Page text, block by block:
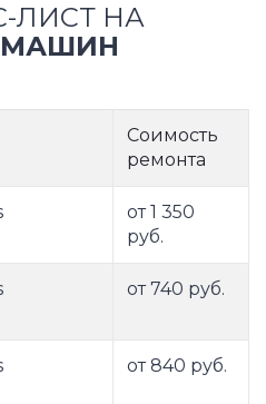
ЛИСТ НА
Соимость
ремонта
от 1 350
руб.
от 740 руб.
от 840 руб.